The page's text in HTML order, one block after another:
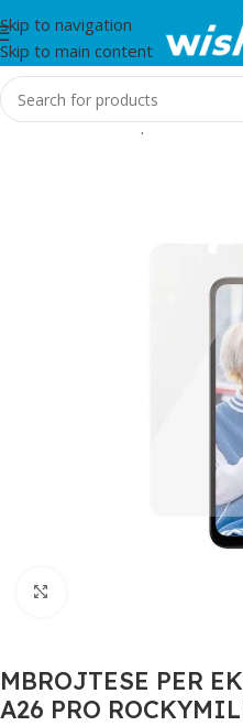
Skip to navigation
Skip to main content
Home/Aksesorë për mobil
MBROJTESE PER
A26 PRO